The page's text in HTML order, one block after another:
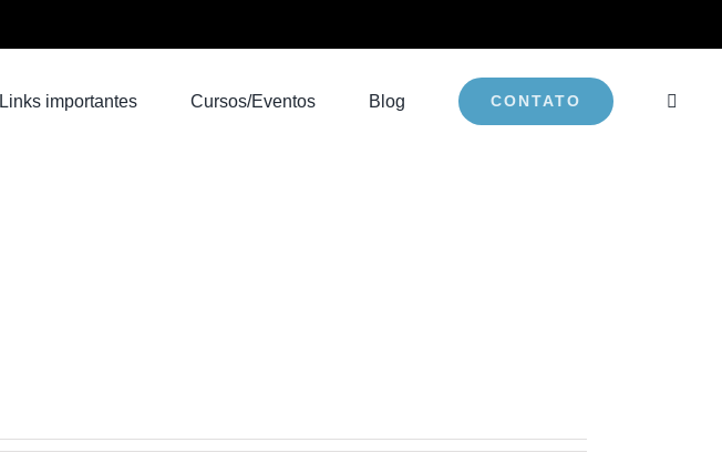
Links importantes Cursos/Eventos Blog CONTATO